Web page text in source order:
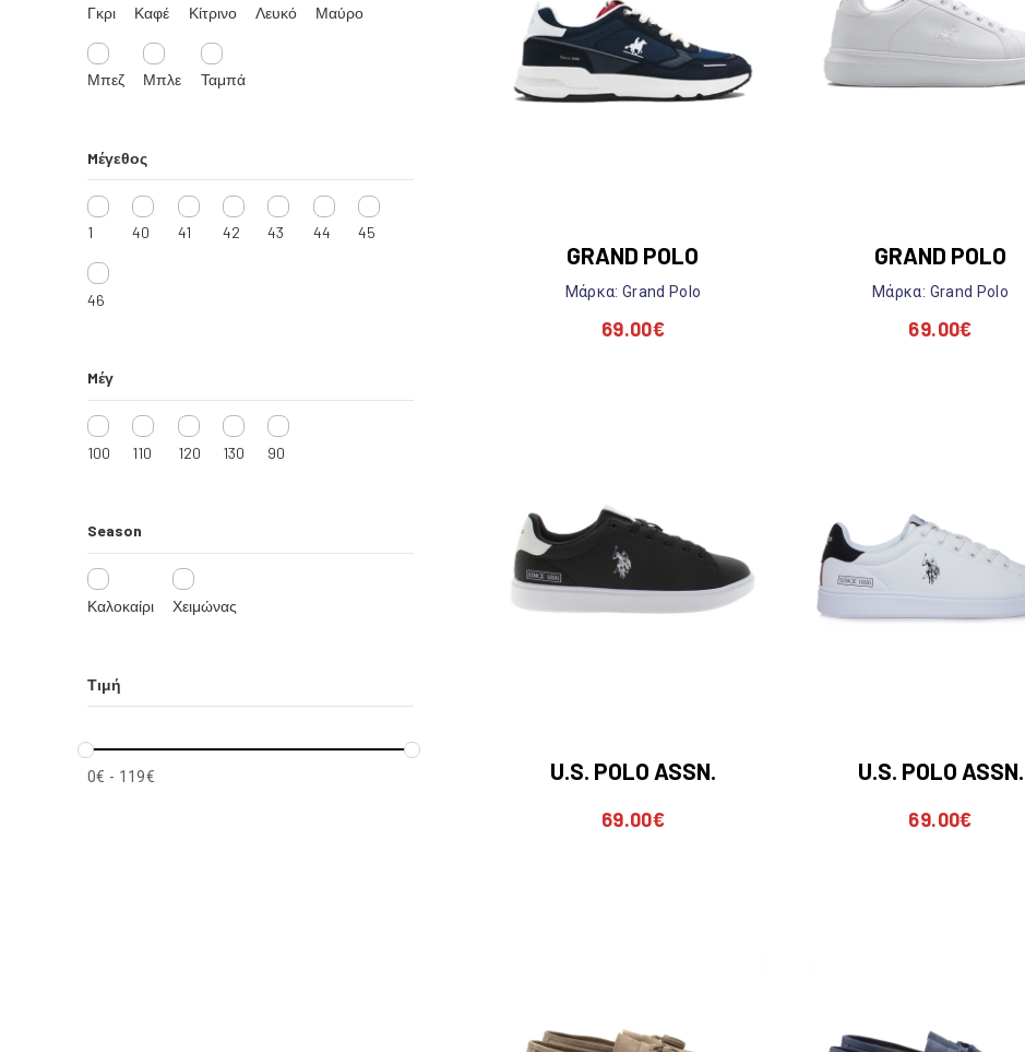
Γκρι Καφέ Κίτρινο Λευκό Μαύρο
Μπεζ Μπλε Ταμπά
Mέγεθος
1 40 41 42 43 44 45
46
Mέγ
100 110 120 130 90
Season
Καλοκαίρι Χειμώνας
Τιμή
0€ - 119€
GRAND POLO
Mάρκα: Grand Polo
69.00€
GRAND POLO
Mάρκα: Grand Polo
69.00€
U.S. POLO ASSN.
69.00€
U.S. POLO ASSN.
69.00€